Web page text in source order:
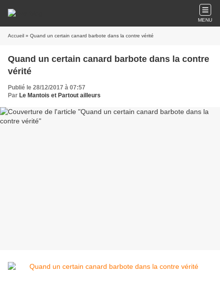
MENU
Accueil » Quand un certain canard barbote dans la contre vérité
Quand un certain canard barbote dans la contre
vérité
Publié le 28/12/2017 à 07:57
Par Le Mantois et Partout ailleurs